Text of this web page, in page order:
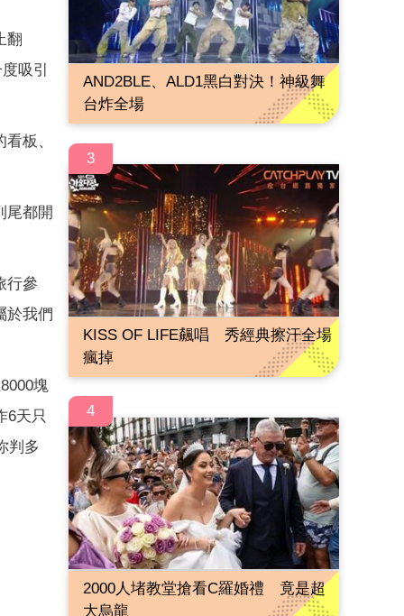
翻
吸引
板、
尾都開
行參
於我們
塊
6天只
判多
AND2BLE、ALD1黑白對決！神級舞
台炸全場
3
KISS OF LIFE飆唱 秀經典擦汗全場
瘋掉
4
2000人堵教堂搶看C羅婚禮 竟是超
大烏龍